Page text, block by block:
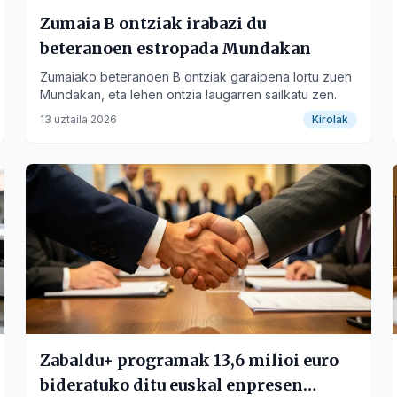
Zumaia B ontziak irabazi du
beteranoen estropada Mundakan
Zumaiako beteranoen B ontziak garaipena lortu zuen
Mundakan, eta lehen ontzia laugarren sailkatu zen.
13 uztaila 2026 Kirolak
Zabaldu+ programak 13,6 milioi euro
bideratuko ditu euskal enpresen